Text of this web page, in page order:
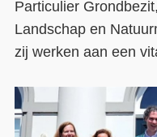
Particulier
Landschap en
zij werken aan een